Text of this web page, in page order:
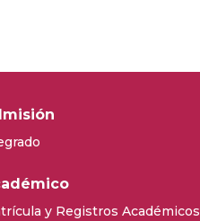
y Registros Académicos